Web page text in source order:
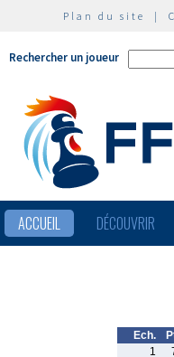
Plan du site |
Rechercher un joueur
ACCUEIL DÉCOUVRIR
Ech.
1